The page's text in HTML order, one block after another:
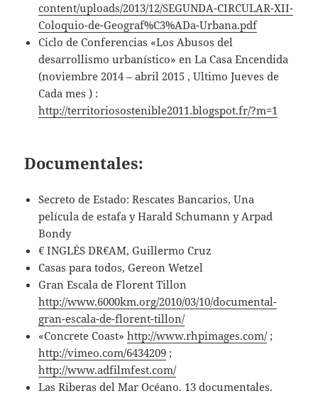
content/uploads/2013/12/SEGUNDA-CIRCULAR-XII-
Coloquio-de-Geograf%C3%ADa-Urbana.pdf
Ciclo de Conferencias «Los Abusos del
desarrollismo urbanístico» en La Casa Encendida
(noviembre 2014 – abril 2015 , Ultimo Jueves de
Cada mes ) :
http://territoriosostenible2011.blogspot.fr/?m=1
Documentales:
Secreto de Estado: Rescates Bancarios, Una
película de estafa y Harald Schumann y Arpad
Bondy
€ INGLÉS DR€AM, Guillermo Cruz
Casas para todos, Gereon Wetzel
Gran Escala de Florent Tillon
http://www.6000km.org/2010/03/10/documental-
gran-escala-de-florent-tillon/
«Concrete Coast»http://www.rhpimages.com/;
http://vimeo.com/6434209 ;
http://www.adfilmfest.com/
Las Riberas del Mar Océano. 13 documentales.